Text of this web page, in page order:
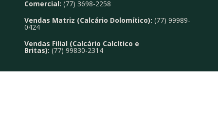
Comercial: (77) 3698-2258
Vendas Matriz (Calcário Dolomítico): (77) 99989-
0424
Vendas Filial (Calcário Calcítico e
Britas): (77) 99830-2314